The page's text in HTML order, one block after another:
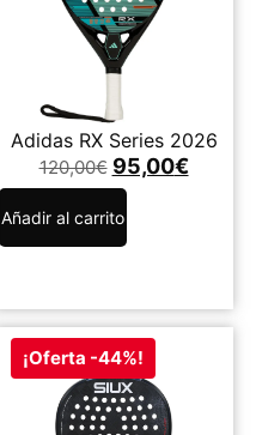
Adidas RX Series 2026
120,00€ 95,00€
Añadir al carrito
¡Oferta -44%!